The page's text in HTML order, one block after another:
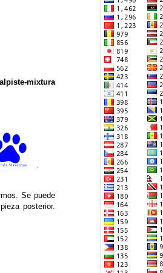
mixtura
Se puede
posterior.